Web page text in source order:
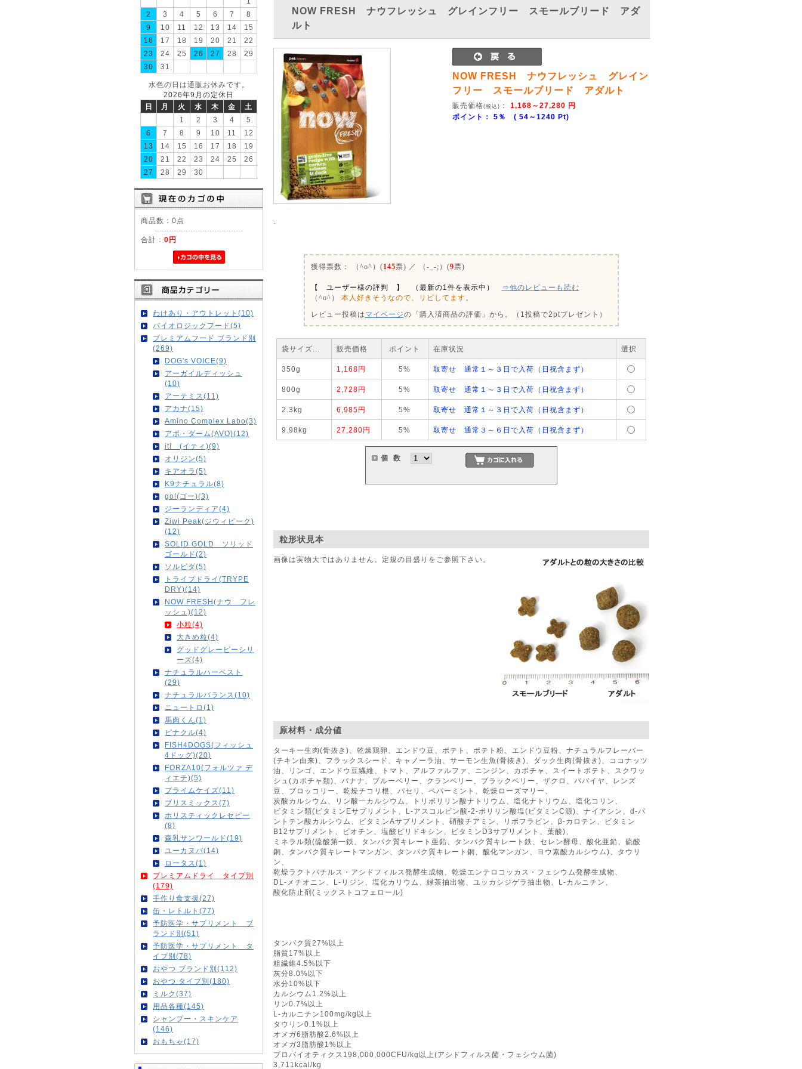
2
3 4 5 6 7
8
9
10 11 12 13 14
15
16
17 18 19 20 21
22
23
24 25 26 27 28
29
30
31
水色の日は通販お休みです。
2026年9月の定休日
日
月 火 水 木 金
土
1
2 3 4
5
6
7 8 9 10 11
12
13
14 15 16 17 18
19
20
21 22 23 24 25
26
27
28 29 30
商品数：0点
合計： 0円
わけあり・アウトレット(10)
バイオロジックフード(5)
プレミアムフード ブランド別
(269)
DOG's VOICE(9)
アーガイルディッシュ
(10)
アーテミス(11)
アカナ(15)
Amino Complex Labo(3)
アボ・ダーム(AVO)(12)
iti (イティ)(9)
オリジン(5)
キアオラ(5)
K9ナチュラル(8)
go!(ゴー)(3)
ジーランディア(4)
Ziwi Peak(ジウィピーク)
(12)
SOLID GOLD ソリッド
ゴールド(2)
ソルビダ(5)
トライプドライ(TRYPE
DRY)(14)
NOW FRESH(ナウ フレ
ッシュ)(12)
小粒(4)
大きめ粒(4)
グッドグレービーシリ
ーズ(4)
ナチュラルハーベスト
(29)
ナチュラルバランス(10)
ニュートロ(1)
馬肉くん(1)
ピナクル(4)
FISH4DOGS(フィッシュ
4ドッグ)(20)
FORZA10(フォルツァ デ
ィエチ)(5)
プライムケイズ(11)
ブリスミックス(7)
ホリスティックレセピー
(8)
森乳サンワールド(19)
ユーカヌバ(14)
ロータス(1)
プレミアムドライ タイプ別
(179)
手作り食支援(27)
缶・レトルト(77)
予防医学・サプリメント ブ
ランド別(51)
予防医学・サプリメント タ
イプ別(78)
おやつ ブランド別(112)
おやつ タイプ別(180)
ミルク(37)
用品各種(145)
シャンプー・スキンケア
(146)
おもちゃ(17)
NOW FRESH ナウフレッシュ グレインフリー スモールブリード アダ
ルト
NOW FRESH ナウフレッシュ グレイン
フリー スモールブリード アダルト
販売価格(税込) ： 1,168～27,280 円
ポイント： 5％ ( 54～1240 Pt)
獲得票数： （^o^）(145票) ／ （-_-;）(9票)
【 ユーザー様の評判 】 （最新の1件を表示中）
⇒他のレビューも読む
（^o^）
本人好きそうなので、リピしてます。
レビュー投稿は マイページの「購入済商品の評価」から。（1投稿で2ptプレゼント）
袋サイズ... 販売価格 ポイント 在庫状況 選択
350g 1,168円 5% 取寄せ 通常１～３日で入荷（日祝含まず）
800g 2,728円 5% 取寄せ 通常１～３日で入荷（日祝含まず）
2.3kg 6,985円 5% 取寄せ 通常１～３日で入荷（日祝含まず）
9.98kg 27,280円 5% 取寄せ 通常３～６日で入荷（日祝含まず）
個 数
粒形状見本
画像は実物大ではありません。定規の目盛りをご参照下さい。
原材料・成分値
ターキー生肉(骨抜き)、乾燥鶏卵、エンドウ豆、ポテト、ポテト粉、エンドウ豆粉、ナチュラルフレーバー
(チキン由来)、フラックスシード、キャノーラ油、サーモン生魚(骨抜き)、ダック生肉(骨抜き)、ココナッツ
油、リンゴ、エンドウ豆繊維、トマト、アルファルファ、ニンジン、カボチャ、スイートポテト、スクワッ
シュ(カボチャ類)、バナナ、ブルーベリー、クランベリー、ブラックベリー、ザクロ、パパイヤ、レンズ
豆、ブロッコリー、乾燥チコリ根、パセリ、ペパーミント、乾燥ローズマリー、
炭酸カルシウム、リン酸一カルシウム、トリポリリン酸ナトリウム、塩化ナトリウム、塩化コリン、
ビタミン類(ビタミンEサプリメント、L-アスコルビン酸-2-ポリリン酸塩(ビタミンC源)、ナイアシン、d-パ
ントテン酸カルシウム、ビタミンAサプリメント、硝酸チアミン、リボフラビン、β-カロテン、ビタミン
B12サプリメント、ビオチン、塩酸ピリドキシン、ビタミンD3サプリメント、葉酸)、
ミネラル類(硫酸第一鉄、タンパク質キレート亜鉛、タンパク質キレート鉄、セレン酵母、酸化亜鉛、硫酸
銅、タンパク質キレートマンガン、タンパク質キレート銅、酸化マンガン、ヨウ素酸カルシウム)、タウリ
ン、
乾燥ラクトバチルス・アシドフィルス発酵生成物、乾燥エンテロコッカス・フェシウム発酵生成物、
DL-メチオニン、L-リジン、塩化カリウム、緑茶抽出物、ユッカシジゲラ抽出物、L-カルニチン、
酸化防止剤(ミックストコフェロール)
タンパク質27%以上
脂質17%以上
粗繊維4.5%以下
灰分8.0%以下
水分10%以下
カルシウム1.2%以上
リン0.7%以上
L-カルニチン100mg/kg以上
タウリン0.1%以上
オメガ6脂肪酸2.6%以上
オメガ3脂肪酸1%以上
プロバイオティクス198,000,000CFU/kg以上(アシドフィルス菌・フェシウム菌)
3,711kcal/kg